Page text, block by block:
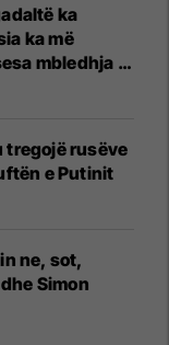
ka
ka më
mbledhja e
tregojë rusëve
e Putinit
ne, sot,
Simon